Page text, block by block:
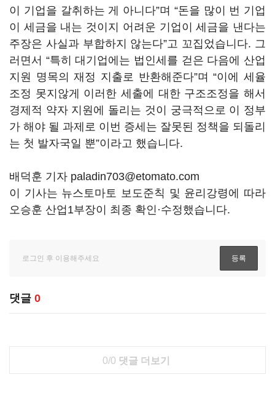
이 기업을 갈취하는 게 아니다”며 “돈을 많이 번 기업
이 세금을 내는 것이지 어려운 기업이 세금을 낸다는
주장은 사실과 부합하지 않는다”고 꼬집었습니다. 그
러면서 “특히 대기업에는 법인세를 걷은 다음에 산업
지원 명목의 재정 지출로 반환해준다”며“이에 세율
조정 못지않게 이러한 세출에 대한 구조조정을 해서
경제적 약자 지원에 돌리는 것이 궁극적으로 이 정부
가 해야 될 과제로 이번 증세는 잘못된 정책을 되돌리
는 첫 발자국일 뿐”이라고 했습니다.
배덕훈 기자 paladin703@etomato.com
이 기사는 뉴스토마토 보도준칙 및 윤리강령에 따라
오승훈 산업1부장이 최종 확인·수정했습니다.
댓글 0
0/0 댓글 더보기